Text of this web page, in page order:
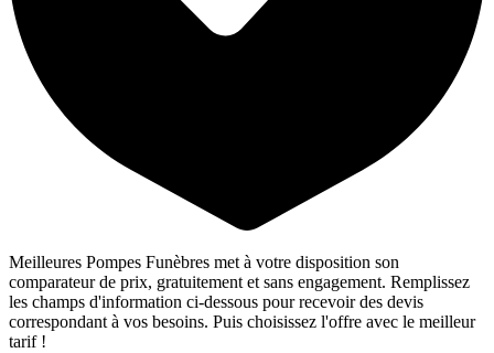
Meilleures Pompes Funèbres met à votre disposition son
comparateur de prix, gratuitement et sans engagement. Remplissez
les champs d'information ci-dessous pour recevoir des devis
correspondant à vos besoins. Puis choisissez l'offre avec le meilleur
tarif !